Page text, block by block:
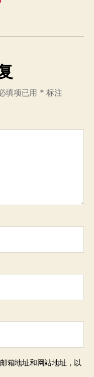
填项已用 * 标注
箱地址和网站地址，以